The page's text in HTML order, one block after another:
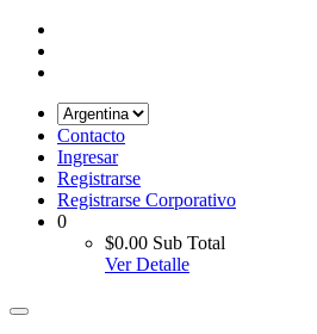
Contacto
Ingresar
Registrarse
Registrarse Corporativo
0
$0.00 Sub Total
Ver Detalle